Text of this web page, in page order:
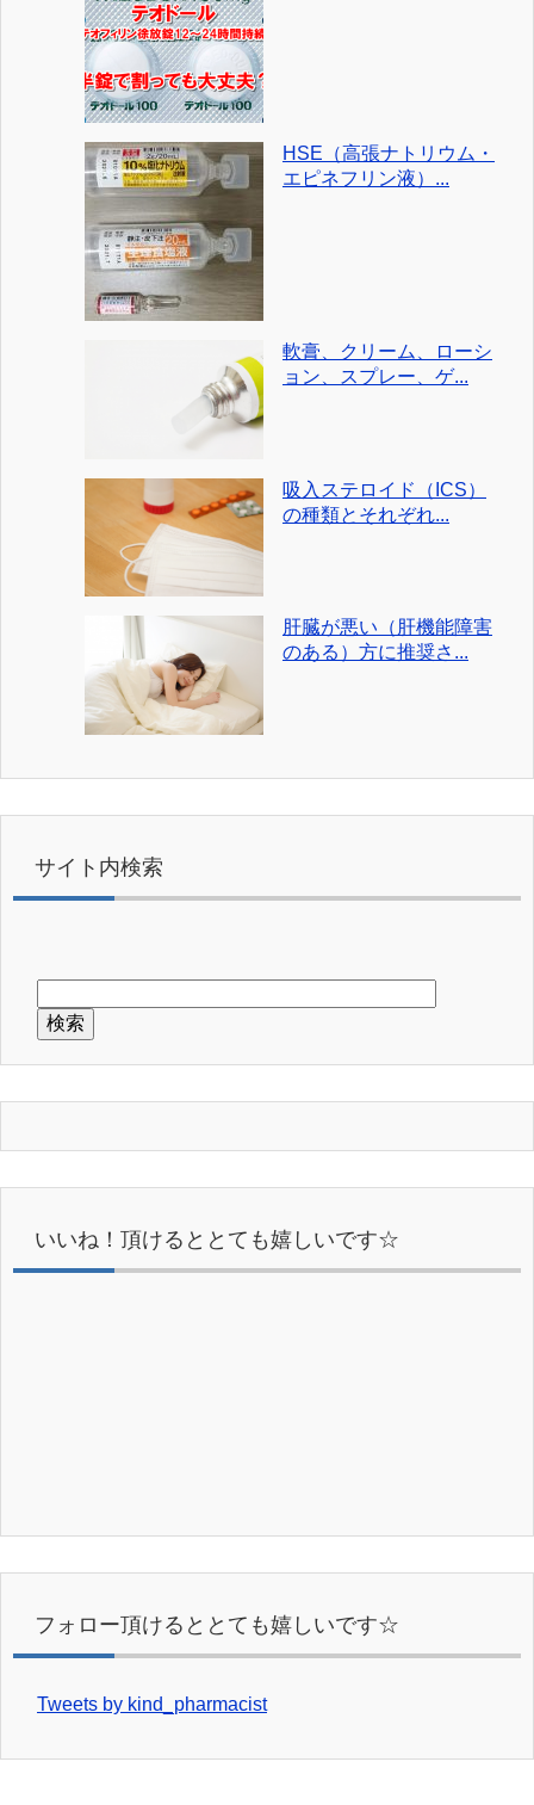
HSE（高張ナトリウム・
エピネフリン液）...
軟膏、クリーム、ローシ
ョン、スプレー、ゲ...
吸入ステロイド（ICS）
の種類とそれぞれ...
肝臓が悪い（肝機能障害
のある）方に推奨さ...
サイト内検索
いいね！頂けるととても嬉しいです☆
フォロー頂けるととても嬉しいです☆
Tweets by kind_pharmacist